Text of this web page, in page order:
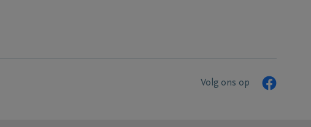
Volg ons op